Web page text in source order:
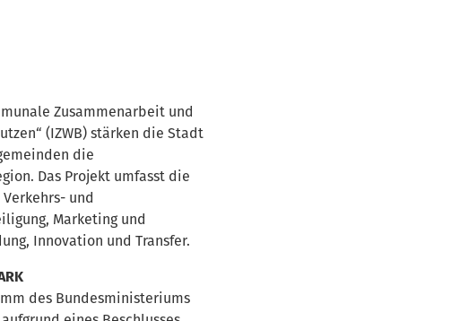
Zusammenarbeit und
(IZWB) stärken die Stadt
die
Das Projekt umfasst die
und
Marketing und
Innovation und Transfer.
des Bundesministeriums